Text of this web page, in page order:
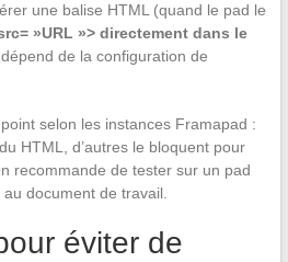
une balise HTML (quand le pad le
»URL »> directement dans le
dépend de la configuration de
selon les instances Framapad :
HTML, d’autres le bloquent pour
recommande de tester sur un pad
document de travail.
éviter de